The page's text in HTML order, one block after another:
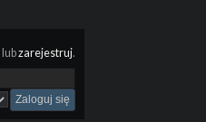
lubzarejestruj.